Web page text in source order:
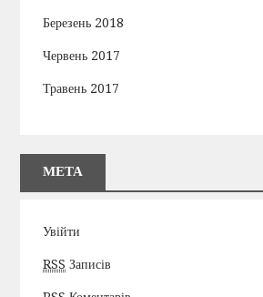
Березень 2018
Червень 2017
Травень 2017
МЕТА
Увійти
RSS Записів